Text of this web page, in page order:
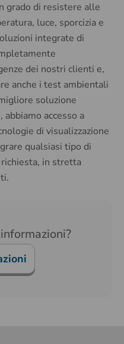
grado di resistere alle
luce, sporcizia e
integrate di
dei nostri clienti e,
anche i test ambientali
soluzione
accesso a
di visualizzazione
qualsiasi tipo di
in stretta